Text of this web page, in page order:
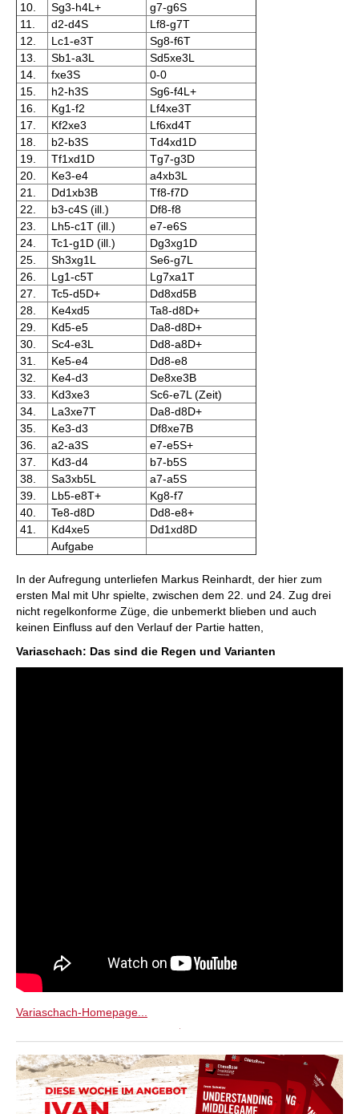
10.
Sg3-h4L+
g7-g6S
11.
d2-d4S
Lf8-g7T
12.
Lc1-e3T
Sg8-f6T
13.
Sb1-a3L
Sd5xe3L
14.
fxe3S
0-0
15.
h2-h3S
Sg6-f4L+
16.
Kg1-f2
Lf4xe3T
17.
Kf2xe3
Lf6xd4T
18.
b2-b3S
Td4xd1D
19.
Tf1xd1D
Tg7-g3D
20.
Ke3-e4
a4xb3L
21.
Dd1xb3B
Tf8-f7D
22.
b3-c4S (ill.)
Df8-f8
23.
Lh5-c1T (ill.)
e7-e6S
24.
Tc1-g1D (ill.)
Dg3xg1D
25.
Sh3xg1L
Se6-g7L
26.
Lg1-c5T
Lg7xa1T
27.
Tc5-d5D+
Dd8xd5B
28.
Ke4xd5
Ta8-d8D+
29.
Kd5-e5
Da8-d8D+
30.
Sc4-e3L
Dd8-a8D+
31.
Ke5-e4
Dd8-e8
32.
Ke4-d3
De8xe3B
33.
Kd3xe3
Sc6-e7L (Zeit)
34.
La3xe7T
Da8-d8D+
35.
Ke3-d3
Df8xe7B
36.
a2-a3S
e7-e5S+
37.
Kd3-d4
b7-b5S
38.
Sa3xb5L
a7-a5S
39.
Lb5-e8T+
Kg8-f7
40.
Te8-d8D
Dd8-e8+
41.
Kd4xe5
Dd1xd8D
Aufgabe
In der Aufregung unterliefen Markus Reinhardt, der hier zum
ersten Mal mit Uhr spielte, zwischen dem 22. und 24. Zug drei
nicht regelkonforme Züge, die unbemerkt blieben und auch
keinen Einfluss auf den Verlauf der Partie hatten,
Variaschach: Das sind die Regen und Varianten
Variaschach-Homepage...